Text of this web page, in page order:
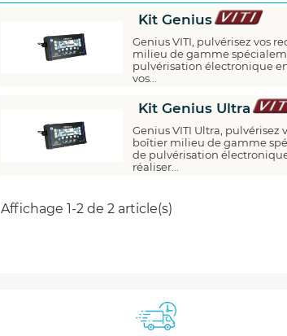
Kit Genius
Genius VITI, pulvérisez vos
milieu de gamme
pulvérisation électronique
vos...
Kit Genius Ultra
Genius VITI Ultra, pulvérisez
boîtier milieu de gamme
de pulvérisation
réaliser...
Affichage 1-2 de 2 article(s)
inscrivant à